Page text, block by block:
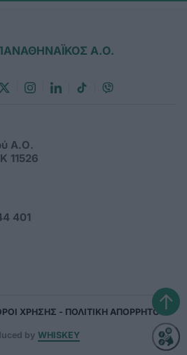
Α.Ο.
Α.Ο.
11526
401
ΧΡΗΣΗΣ - ΠΟΛΙΤΙΚΗ ΑΠΟΡΡΗΤΟΥ
by WHISKEY
↑